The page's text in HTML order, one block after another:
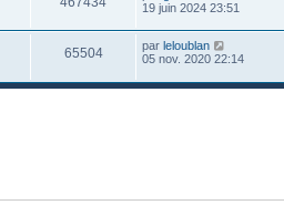
19 juin 2024 23:51
65504 par leloublan
05 nov. 2020 22:14